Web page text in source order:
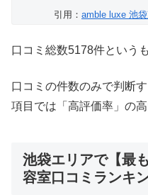
引用： amble luxe 池
口コミ総数5178件という
口コミの件数のみで判断
項目では「高評価率」の
池袋エリアで【最
容室口コミランキ